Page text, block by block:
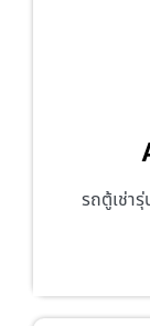
รถตู้เช่า